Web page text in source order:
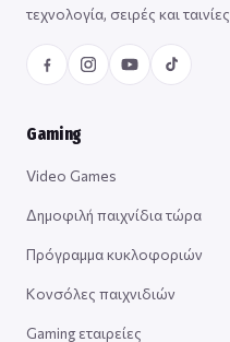
τεχνολογία, σειρές και ταινίες
Gaming
Video Games
Δημοφιλή παιχνίδια τώρα
Πρόγραμμα κυκλοφοριών
Κονσόλες παιχνιδιών
Gaming εταιρείες